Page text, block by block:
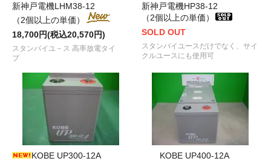
新神戸電機LHM38-12
（2個以上の単価）
18,700円(税込20,570円)
スタンバイユ－ス 高率放電タイ
プ
新神戸電機HP38-12
（2個以上の単価）
SOLD OUT
スタンバイユースだけでなく、サイ
クルユースにも使用可
KOBE UP300-12A
KOBE UP400-12A